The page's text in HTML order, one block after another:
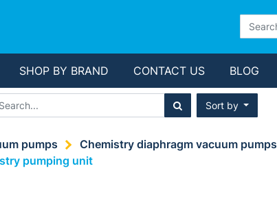
SHOP BY BRAND CONTACT US BLOG
Sort by
pumps Chemistry diaphragm vacuum pumps
pumping unit